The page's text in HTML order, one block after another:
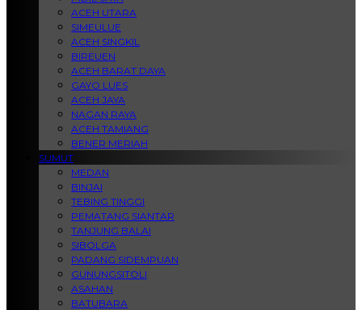
ACEH UTARA
SIMEULUE
ACEH SINGKIL
BIREUEN
ACEH BARAT DAYA
GAYO LUES
ACEH JAYA
NAGAN RAYA
ACEH TAMIANG
BENER MERIAH
SUMUT
MEDAN
BINJAI
TEBING TINGGI
PEMATANG SIANTAR
TANJUNG BALAI
SIBOLGA
PADANG SIDEMPUAN
GUNUNGSITOLI
ASAHAN
BATUBARA